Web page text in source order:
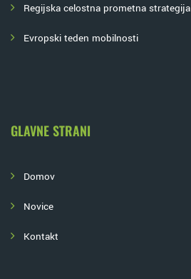
Regijska celostna prometna strategija
Evropski teden mobilnosti
GLAVNE STRANI
Domov
Novice
Kontakt